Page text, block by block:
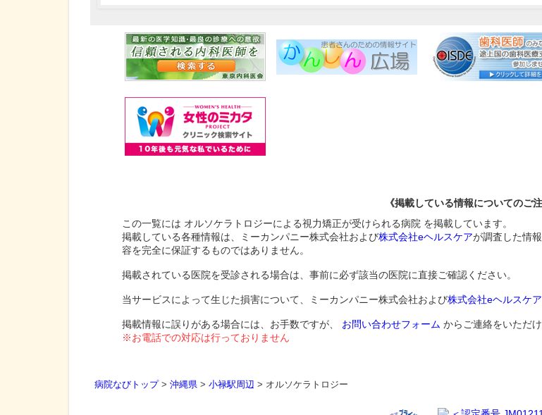
《掲載している情報についてのご注
この一覧には オルソケラトロジーによる視力矯正が受けられる病院 を掲載しています。
掲載している各種情報は、ミーカンパニー株式会社および株式会社eヘルスケアが調査した情
容を完全に保証するものではありません。
掲載されている医院を受診される場合は、事前に必ず該当の医院に直接ご確認ください。
当サービスによって生じた損害について、ミーカンパニー株式会社および株式会社eヘルスケア
掲載情報に誤りがある場合には、お手数ですが、 お問い合わせフォーム からご連絡をいただ
※お電話での対応は行っておりません
病院なびトップ> 沖縄県 > 小禄駅周辺 > オルソケラトロジー